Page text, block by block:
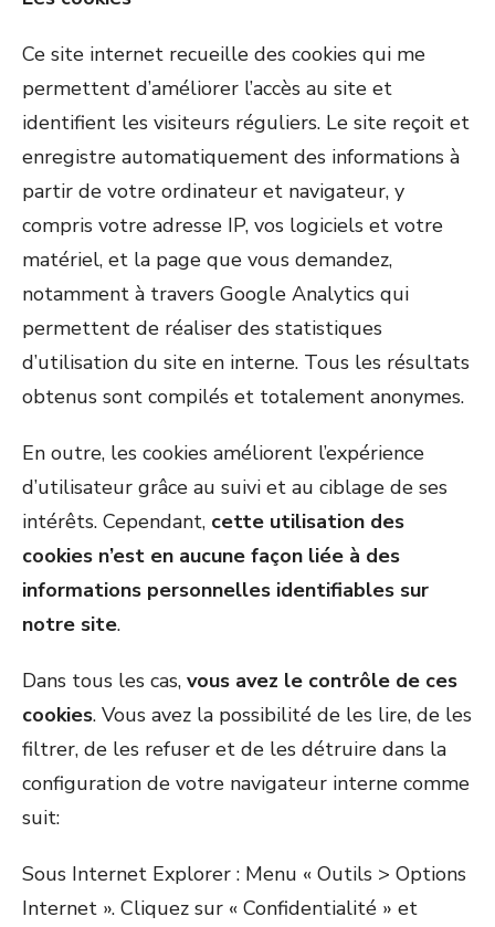
Ce site internet recueille des cookies qui me
permettent d’améliorer l’accès au site et
identifient les visiteurs réguliers. Le site reçoit et
enregistre automatiquement des informations à
partir de votre ordinateur et navigateur, y
compris votre adresse IP, vos logiciels et votre
matériel, et la page que vous demandez,
notamment à travers Google Analytics qui
permettent de réaliser des statistiques
d’utilisation du site en interne. Tous les résultats
obtenus sont compilés et totalement anonymes.
En outre, les cookies améliorent l’expérience
d’utilisateur grâce au suivi et au ciblage de ses
intérêts. Cependant, cette utilisation des
cookies n’est en aucune façon liée à des
informations personnelles identifiables sur
notre site.
Dans tous les cas, vous avez le contrôle de ces
cookies. Vous avez la possibilité de les lire, de les
filtrer, de les refuser et de les détruire dans la
configuration de votre navigateur interne comme
suit:
Sous Internet Explorer : Menu « Outils > Options
Internet ». Cliquez sur « Confidentialité » et